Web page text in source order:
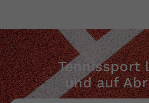
Tennissport
und auf